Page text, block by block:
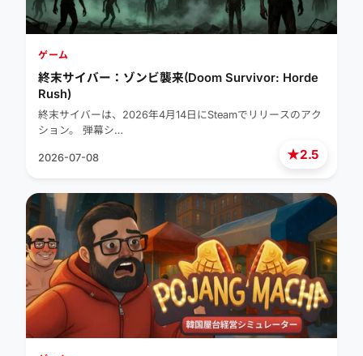
★2.5
ゲーム
終末サイバー：ゾンビ襲来(Doom Survivor: Horde
Rush)
終末サイバーは、2026年4月14日にSteamでリリースのアク
ション。 弾幕シ…
2026-07-08